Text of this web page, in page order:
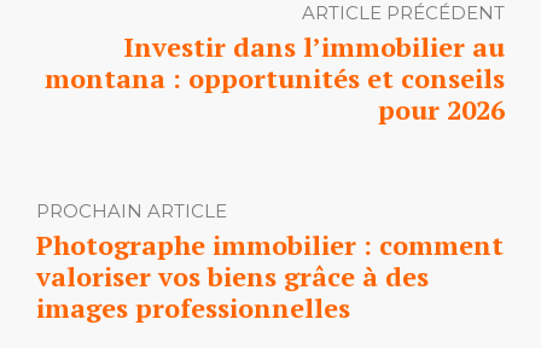
ARTICLE PRÉCÉDENT
Investir dans l’immobilier au
montana : opportunités et conseils
pour 2026
PROCHAIN ARTICLE
Photographe immobilier : comment
valoriser vos biens grâce à des
images professionnelles